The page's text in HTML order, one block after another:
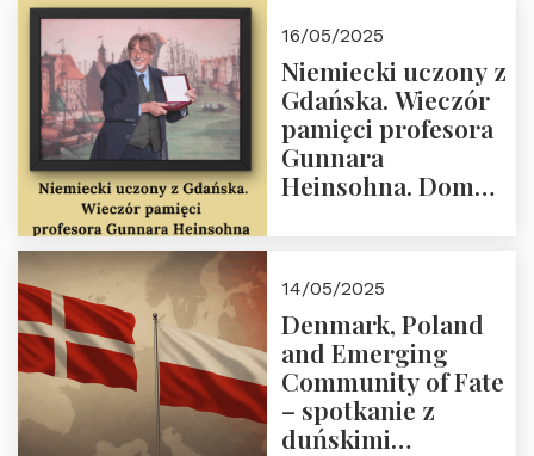
Dom Trójmorza 23
maja 2025 r. godz.
18:00.
16/05/2025
Niemiecki uczony z
Gdańska. Wieczór
pamięci profesora
Gunnara
Heinsohna. Dom
14/05/2025
Denmark, Poland
and Emerging
Community of Fate
– spotkanie z
duńskimi